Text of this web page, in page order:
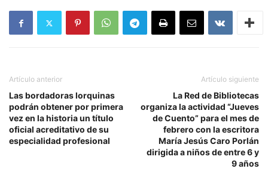
Artículo anterior
Las bordadoras lorquinas
podrán obtener por primera
vez en la historia un título
oficial acreditativo de su
especialidad profesional
Artículo siguiente
La Red de Bibliotecas
organiza la actividad “Jueves
de Cuento” para el mes de
febrero con la escritora
María Jesús Caro Porlán
dirigida a niños de entre 6 y
9 años